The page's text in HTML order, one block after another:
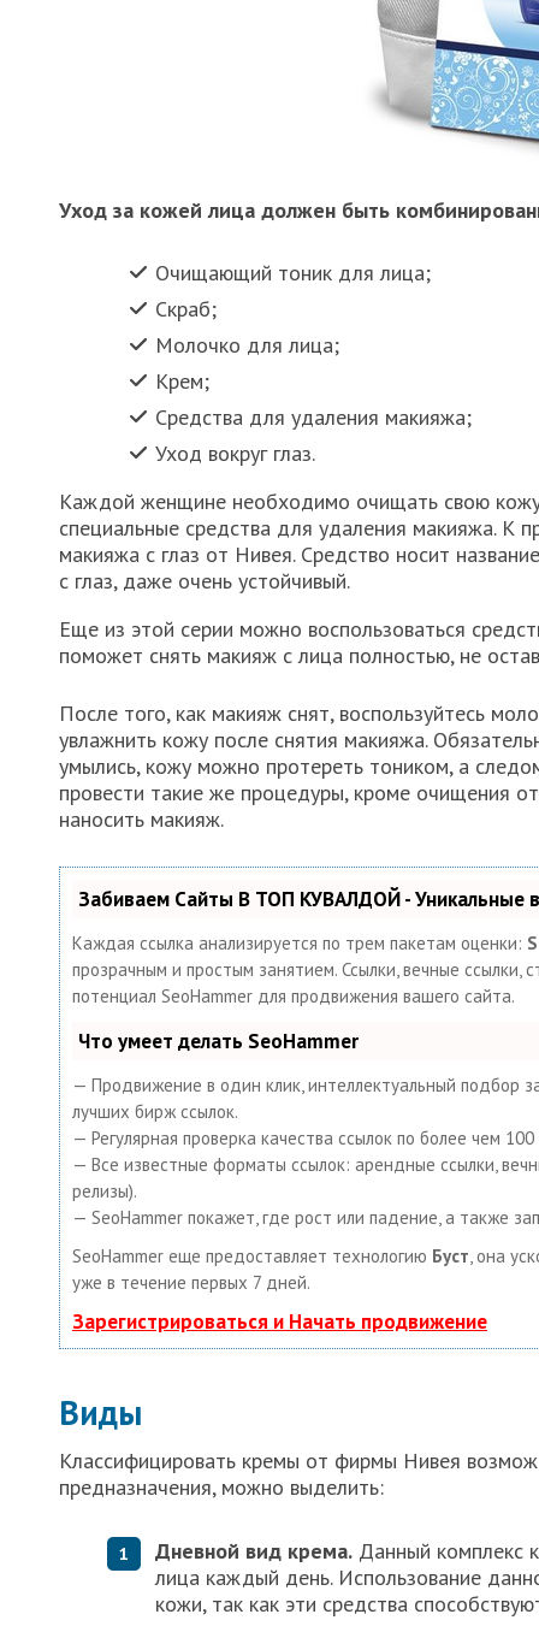
Уход за кожей лица должен быть
Очищающий тоник для лица;
Скраб;
Молочко для лица;
Крем;
Средства для удаления макияжа;
Уход вокруг глаз.
Каждой женщине необходимо очищать свою
специальные средства для удаления макияжа. К
макияжа с глаз от Нивея. Средство носит
с глаз, даже очень устойчивый.
Еще из этой серии можно воспользоваться
поможет снять макияж с лица полностью, не
После того, как макияж снят, воспользуйтесь
увлажнить кожу после снятия макияжа.
умылись, кожу можно протереть тоником, а
провести такие же процедуры, кроме очищения
наносить макияж.
Забиваем Сайты В ТОП КУВАЛДОЙ - Уникальные
Каждая ссылка анализируется по трем пакетам оценки:
прозрачным и простым занятием. Ссылки, вечные ссылки,
потенциал SeoHammer для продвижения вашего сайта.
Что умеет делать SeoHammer
— Продвижение в один клик, интеллектуальный подбор
лучших бирж ссылок.
— Регулярная проверка качества ссылок по более чем
— Все известные форматы ссылок: арендные ссылки,
релизы).
— SeoHammer покажет, где рост или падение, а также
SeoHammer еще предоставляет технологию Буст, она
уже в течение первых 7 дней.
Зарегистрироваться и Начать продвижение
Виды
Классифицировать кремы от фирмы Нивея
предназначения, можно выделить:
Дневной вид крема. Данный комплекс
лица каждый день. Использование
кожи, так как эти средства